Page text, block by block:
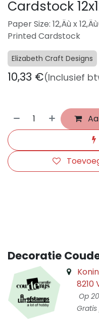
Cardstock
Paper Size: 12‚Äù x
Printed Cardstock
Elizabeth Craft Designs
10,33 €(Inclusief
Decoratie
8210
Op
Gratis